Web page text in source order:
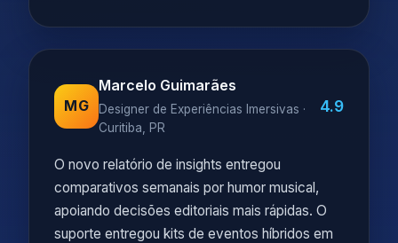
MG
Marcelo Guimarães
Designer de Experiências Imersivas ·
Curitiba, PR
4.9
O novo relatório de insights entregou
comparativos semanais por humor musical,
apoiando decisões editoriais mais rápidas. O
suporte entregou kits de eventos híbridos em